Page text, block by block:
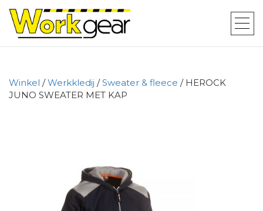
Winkel /Werkkledij /Sweater & fleece / HEROCK
JUNO SWEATER MET KAP